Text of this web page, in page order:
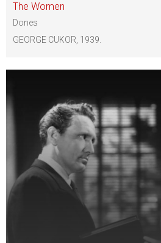
The Women
Dones
GEORGE CUKOR, 1939.